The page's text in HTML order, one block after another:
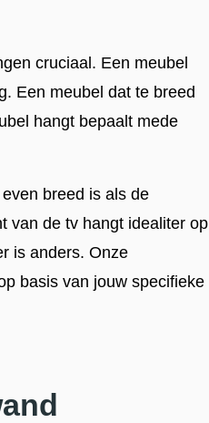
cruciaal. Een meubel
Een meubel dat te breed
hangt bepaalt mede
breed is als de
van de tv hangt idealiter op
is anders. Onze
basis van jouw specifieke